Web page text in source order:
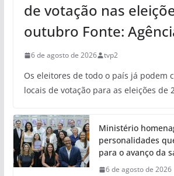
de votação nas
outubro Fonte:
6 de agosto de 2026 tvp2
Os eleitores de todo o país já podem
locais de votação para as eleições de
Ministério
personalidades
para o avanço da
6 de agosto de 2026